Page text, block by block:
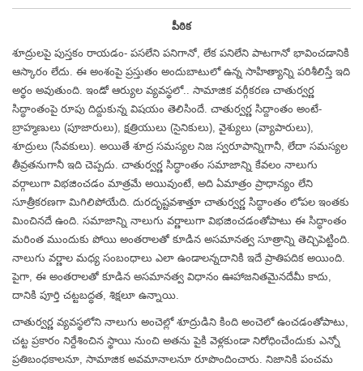
పీఠిక
శూద్రులపై పుస్తకం రాయడం- పసలేని పనిగానో, లేక పనిలేని పాటగానో భావించడానికి
ఆస్కారం లేదు. ఈ అంశంపై ప్రస్తుతం అందుబాటులో ఉన్న సాహిత్యాన్ని పరిశీలిస్తే ఇది
అర్థం అవుతుంది. ఇండో ఆర్యుల వ్యవస్థలో.. సామాజిక వర్గీకరణ చాతుర్వర్ణ
సిద్ధాంతంపై రూపు దిద్దుకున్న విషయం తెలిసిందే. చాతుర్వర్ణ సిద్దాంతం అంటే-
బ్రాహ్మణులు (పూజారులు), క్షత్రియులు (సైనికులు), వైశ్యులు (వ్యాపారులు),
శూద్రులు (సేవకులు). అయితే శూద్ర సమస్యల నిజ స్వరూపాన్నిగానీ, లేదా సమస్యల
తీవ్రతనుగానీ ఇది చెప్పదు. చాతుర్వర్ణ సిద్ధాంతం సమాజాన్ని కేవలం నాలుగు
వర్గాలుగా విభజించడం మాత్రమే అయివుంటే, అది ఏమాత్రం ప్రాధాన్యం లేని
సూత్రీకరణగా మిగిలిపోయేది. దురదృష్టవశాత్తూ చాతుర్వర్ణ సిద్ధాంతం లోపల ఇంతకు
మించినదే ఉంది. సమాజాన్ని నాలుగు వర్ణాలుగా విభజించడంతోపాటు ఈ సిద్ధాంతం
మరింత ముందుకు పోయి అంతరాలతో కూడిన అసమానత్వ సూత్రాన్ని తెచ్చిపెట్టింది.
నాలుగు వర్ణాల మధ్య సంబంధాలు ఎలా ఉండాలన్నదానికి ఇదే ప్రాతిపదిక అయింది.
పైగా, ఈ అంతరాలతో కూడిన అసమానత్వ విధానం ఊహాజనితమైనదేమీ కాదు,
దానికి పూర్తి చట్టబద్ధత, శిక్షలూ ఉన్నాయి.
చాతుర్వర్ణ వ్యవస్థలోని నాలుగు అంచెల్లో శూద్రుడిని కింది అంచెలో ఉంచడంతోపాటు,
చట్ట ప్రకారం నిర్దేశించిన స్థాయి నుంచి అతను పైకి వెళ్లకుండా నిరోధించేందుకు ఎన్నో
ప్రతిబంధకాలనూ, సామాజిక అవమానాలనూ రూపొందించారు. నిజానికి పంచమ